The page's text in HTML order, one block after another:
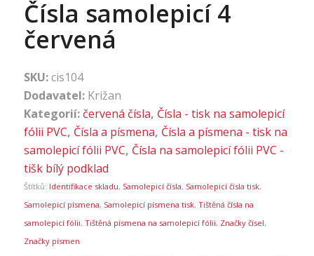
Čísla samolepicí 4
červená
SKU:cis104
Dodavatel: Križan
Kategorií: červená čísla, Čísla - tisk na samolepicí
fólii PVC, Čísla a písmena, Čísla a písmena - tisk na
samolepicí fólii PVC, Čísla na samolepicí fólii PVC -
tišk bílý podklad
Štítků: Identifikace skladu, Samolepicí čísla, Samolepicí čísla tisk,
Samolepicí písmena, Samolepicí písmena tisk, Tištěná čísla na
samolepicí fólii, Tištěná písmena na samolepicí fólii, Značky čísel,
Značky písmen